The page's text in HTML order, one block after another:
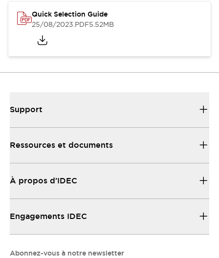
Quick Selection Guide
25/08/2023.PDF5.52MB
Support
Ressources et documents
À propos d’IDEC
Engagements IDEC
Abonnez-vous à notre newsletter